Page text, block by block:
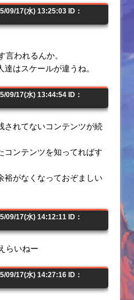
09/17(水) 13:25:03 ID：
言われるんか。
はスケールが違うね。
09/17(水) 13:44:54 ID：
されてないコンテンツが続
コンテンツを知ってればす
裕がなくなっておぞましい
09/17(水) 14:12:11 ID：
らいねー
09/17(水) 14:27:16 ID：